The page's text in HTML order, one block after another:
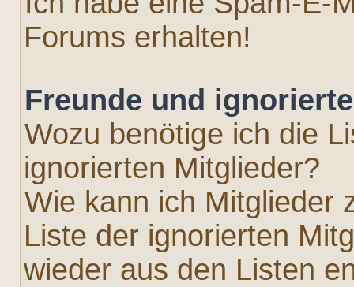
Forums erhalten!
Freunde und
Wozu benötige ich die
ignorierten Mitglieder?
Wie kann ich Mitglieder
Liste der ignorierten
wieder aus den Listen